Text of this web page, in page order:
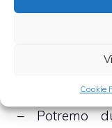
Cookie
pochissimi
le lasagne,
– Potremo